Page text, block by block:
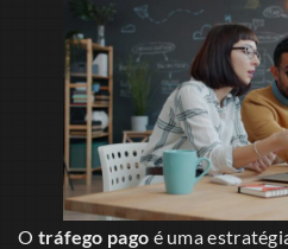
O tráfego pago é uma